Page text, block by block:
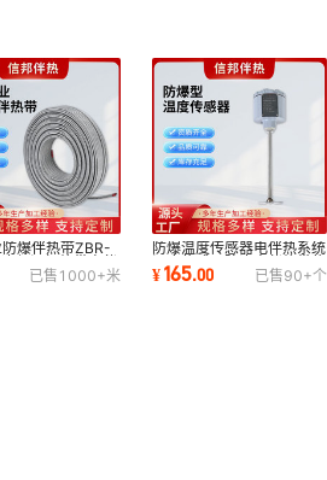
爆伴热带ZBR-
冻保温加热带电伴
厂家
已售 1000+米
防爆温度传感器电伴热系统
温度传感器防冻电伴热带传
感器源头厂家
¥165.00 已售90+个